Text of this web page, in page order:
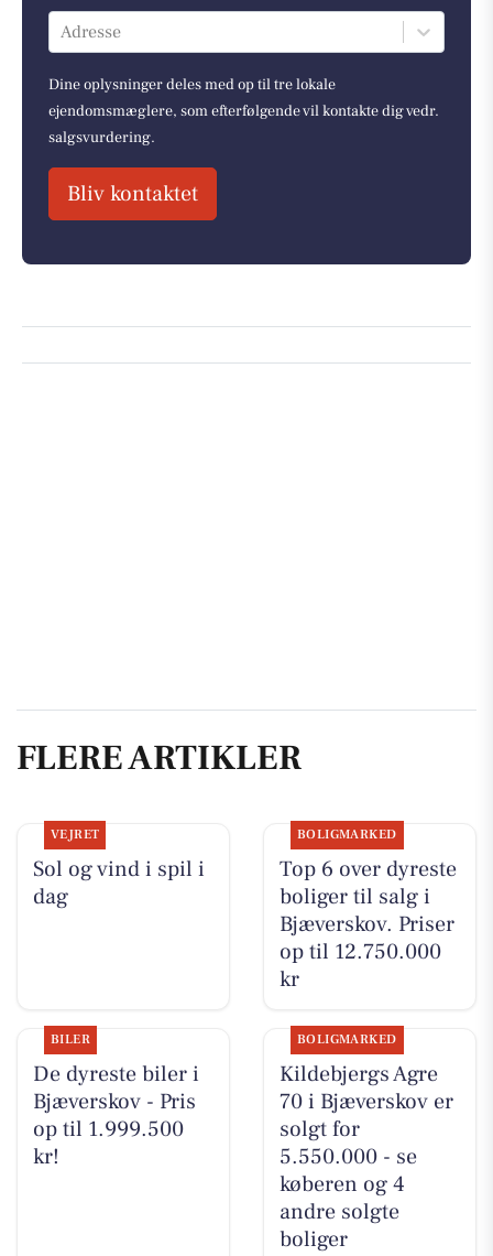
Adresse
Dine oplysninger deles med op til tre lokale
ejendomsmæglere, som efterfølgende vil kontakte dig vedr.
salgsvurdering.
Bliv kontaktet
FLERE ARTIKLER
VEJRET
Sol og vind i spil i
dag
BOLIGMARKED
Top 6 over dyreste
boliger til salg i
Bjæverskov. Priser
op til 12.750.000
kr
BILER
De dyreste biler i
Bjæverskov - Pris
op til 1.999.500
kr!
BOLIGMARKED
Kildebjergs Agre
70 i Bjæverskov er
solgt for
5.550.000 - se
køberen og 4
andre solgte
boliger